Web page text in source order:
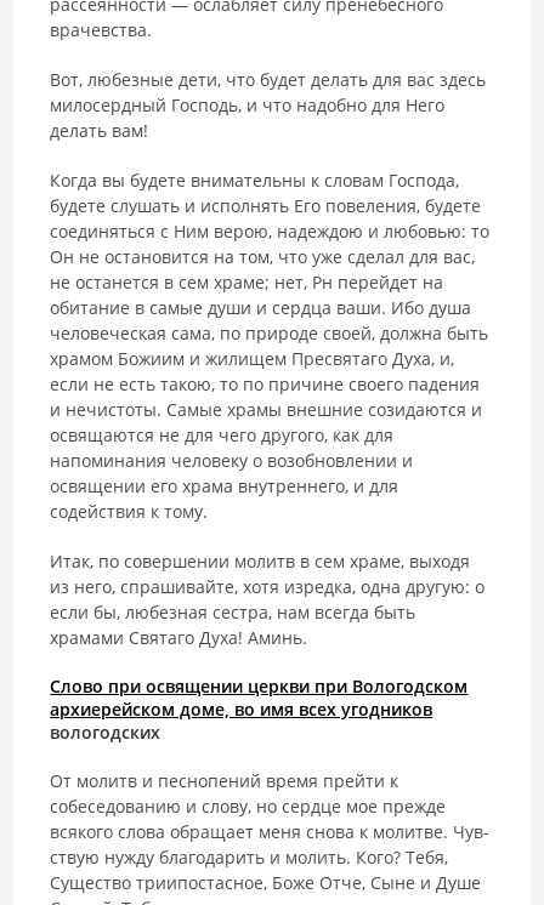
врачевства.
Вот, любезные дети, что будет делать для вас здесь
милосердный Гос­подь, и что надобно для Него
делать вам!
Когда вы будете внимательны к словам Господа,
будете слушать и исполнять Его повеления, будете
соединяться с Ним верою, надеждою и любовью: то
Он не остановится на том, что уже сделал для вас,
не оста­нется в сем храме; нет, Рн перейдет на
обитание в самые души и сердца ваши. Ибо душа
человеческая сама, по природе своей, должна быть
хра­мом Божиим и жилищем Пресвятаго Духа, и,
если не есть такою, то по причине своего падения
и нечистоты. Самые храмы внешние созидаются и
освящаются не для чего другого, как для
напоминания человеку о во­зобновлении и
освящении его храма внутреннего, и для
содействия к тому.
Итак, по совершении молитв в сем храме, выходя
из него, спраши­вайте, хотя изредка, одна другую: о
если бы, любезная сестра, нам всегда быть
храмами Святаго Духа! Аминь.
Слово при освящении церкви при Вологодском
архиерейском доме, во имя всех угодников
вологодских
От молитв и песнопений время прейти к
собеседованию и слову, но сердце мое прежде
всякого слова обращает меня снова к молитве. Чув­
ствую нужду благодарить и молить. Кого? Тебя,
Существо триипостасное, Боже Отче, Сыне и Душе